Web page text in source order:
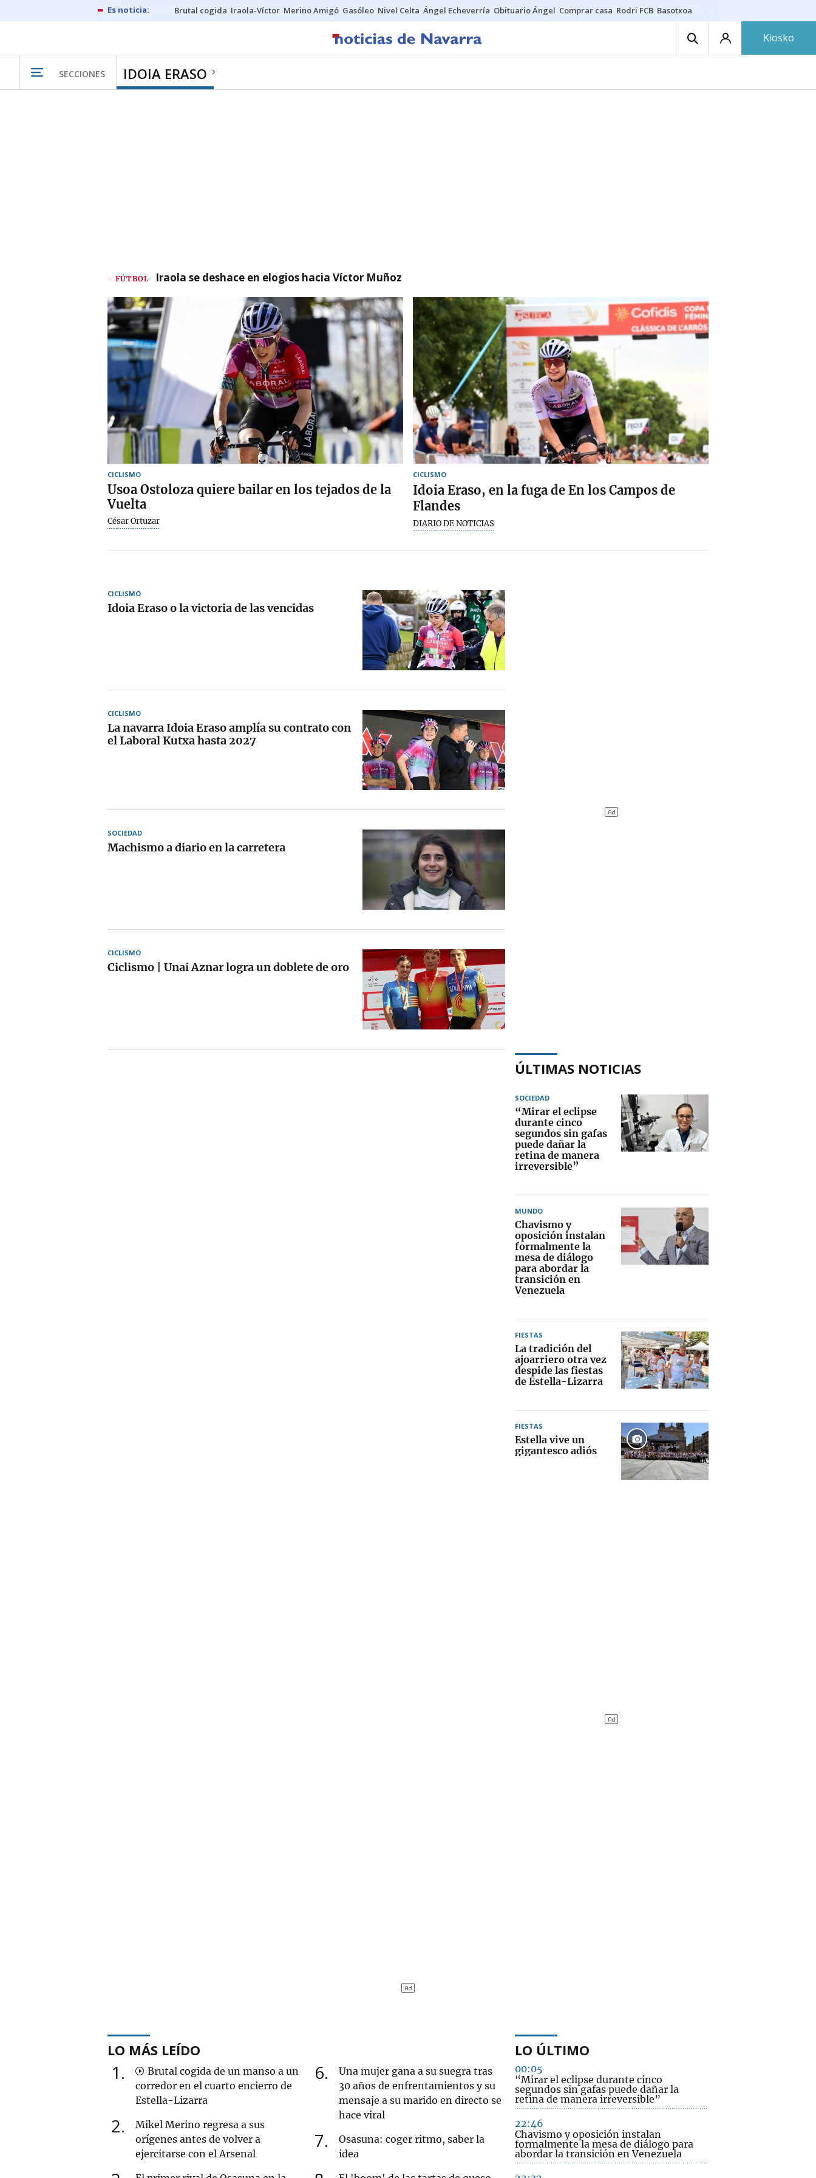
Brutal cogida Iraola-Víctor Merino Amigó Gasóleo Nivel Celta Ángel Echeverría Obituario Ángel Comprar casa Rodri FCB Basotxoa
Kiosko
SECCIONES IDOIA ERASO
FÚTBOL Iraola se deshace en elogios hacia Víctor Muñoz
CICLISMO
Usoa Ostoloza quiere bailar en los tejados de la
Vuelta
César Ortuzar
CICLISMO
Idoia Eraso, en la fuga de En los Campos de
Flandes
DIARIO DE NOTICIAS
CICLISMO
Idoia Eraso o la victoria de las vencidas
CICLISMO
La navarra Idoia Eraso amplía su contrato con
el Laboral Kutxa hasta 2027
SOCIEDAD
Machismo a diario en la carretera
CICLISMO
Ciclismo | Unai Aznar logra un doblete de oro
ÚLTIMAS NOTICIAS
SOCIEDAD
“Mirar el eclipse
durante cinco
segundos sin gafas
puede dañar la
retina de manera
irreversible”
MUNDO
Chavismo y
oposición instalan
formalmente la
mesa de diálogo
para abordar la
transición en
Venezuela
FIESTAS
La tradición del
ajoarriero otra vez
despide las fiestas
de Estella-Lizarra
FIESTAS
Estella vive un
gigantesco adiós
LO MÁS LEÍDO
1
Brutal cogida de un manso a un
corredor en el cuarto encierro de
Estella-Lizarra
2
Mikel Merino regresa a sus
orígenes antes de volver a
ejercitarse con el Arsenal
6
Una mujer gana a su suegra tras
30 años de enfrentamientos y su
mensaje a su marido en directo se
hace viral
7
Osasuna: coger ritmo, saber la
idea
LO ÚLTIMO
00:05
“Mirar el eclipse durante cinco
segundos sin gafas puede dañar la
retina de manera irreversible”
22:46
Chavismo y oposición instalan
formalmente la mesa de diálogo para
abordar la transición en Venezuela